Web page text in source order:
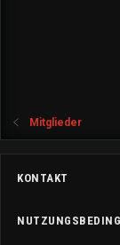
Mitglieder
KONTAKT